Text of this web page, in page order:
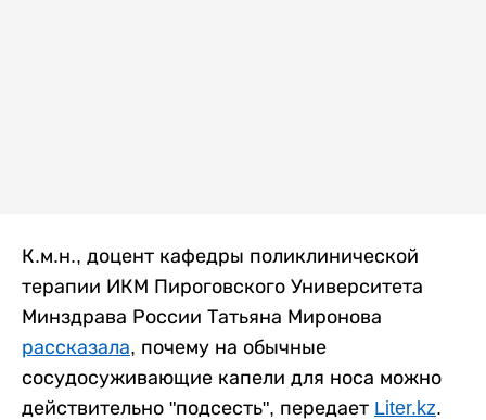
К.м.н., доцент кафедры поликлинической
терапии ИКМ Пироговского Университета
Минздрава России Татьяна Миронова
рассказала, почему на обычные
сосудосуживающие капели для носа можно
действительно "подсесть", передает Liter.kz.